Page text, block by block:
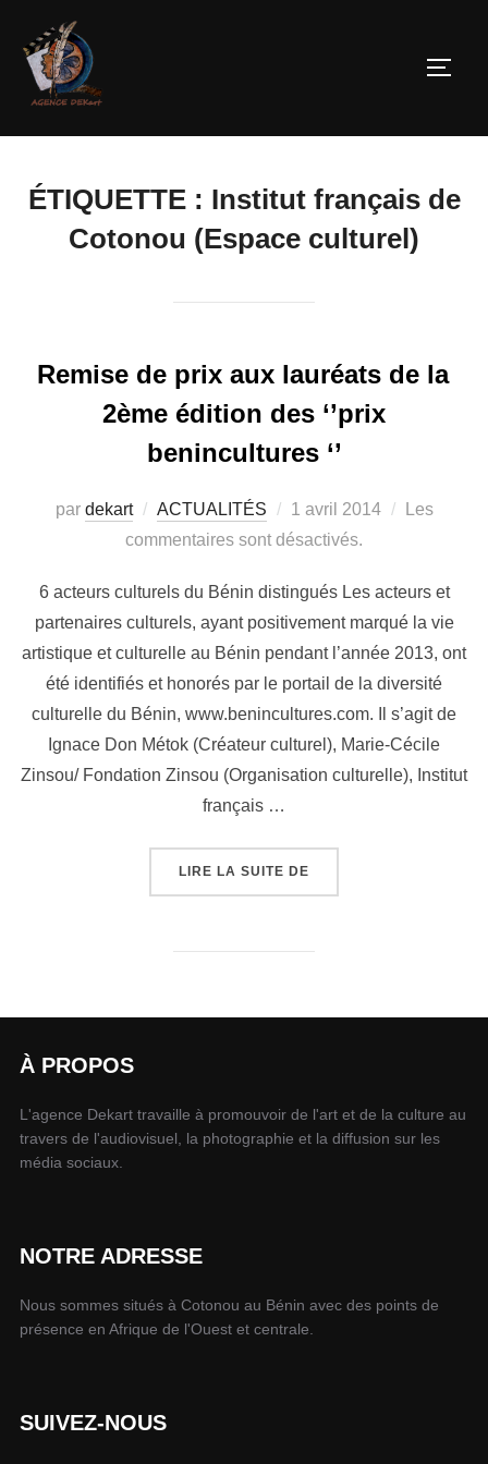
ÉTIQUETTE : Institut français de
Cotonou (Espace culturel)
Remise de prix aux lauréats de la
2ème édition des ‘’prix
benincultures ‘’
par dekart ACTUALITÉS 1 avril 2014
Les
commentaires sont désactivés.
6 acteurs culturels du Bénin distingués Les acteurs et
partenaires culturels, ayant positivement marqué la vie
artistique et culturelle au Bénin pendant l’année 2013, ont
été identifiés et honorés par le portail de la diversité
culturelle du Bénin, www.benincultures.com. Il s’agit de
Ignace Don Métok (Créateur culturel), Marie-Cécile
Zinsou/ Fondation Zinsou (Organisation culturelle), Institut
français …
LIRE LA SUITE DE
À PROPOS
L'agence Dekart travaille à promouvoir de l'art et de la culture au
travers de l'audiovisuel, la photographie et la diffusion sur les
média sociaux.
NOTRE ADRESSE
Nous sommes situés à Cotonou au Bénin avec des points de
présence en Afrique de l'Ouest et centrale.
SUIVEZ-NOUS